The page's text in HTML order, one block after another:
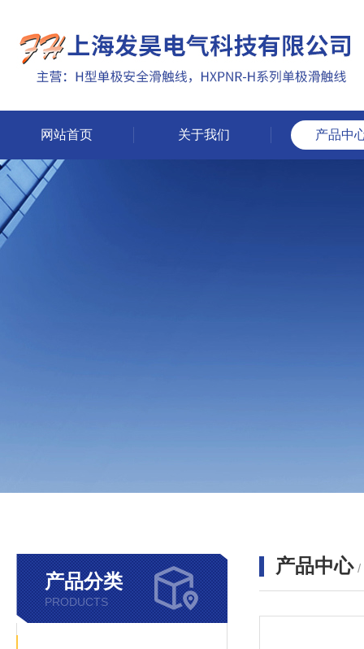
网站首页 关于我们 产品中
产品分类
PRODUCTS
产品中心 /